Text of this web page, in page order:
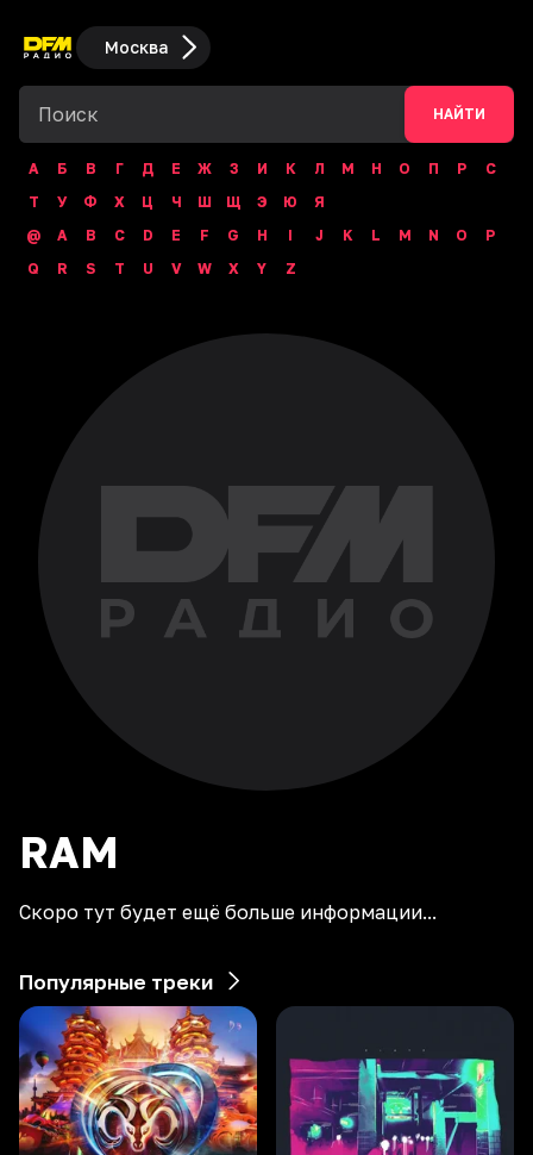
Москва
НАЙТИ
А Б В Г Д Е Ж З И К Л М Н О П Р
С
Т
У Ф Х Ц Ч Ш Щ Э Ю
Я
@
A B C D E F G H I J K L M N O
P
Q
R S T U V W X Y Z
RAM
Скоро тут будет ещё больше информации...
Популярные треки